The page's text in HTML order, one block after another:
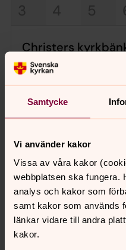
Samtycke
Vi använder kakor
Vissa av våra kakor
webbplatsen ska fungera.
analys och kakor som
samt kakor som används
länkar vidare till andra
kakor.
4
Christers
fredag 7 augusti 2026
S:t Johannes
Diakon Christer bjuder
dig ner på kyrkbänken
Stefanskyrkan
fredag 7 augusti
Stefanskyrkan
Du är varmt